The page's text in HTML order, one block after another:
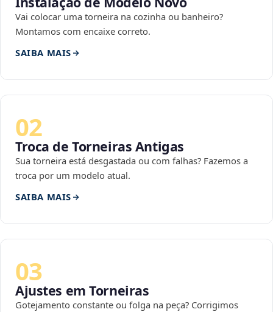
Vai colocar uma torneira na cozinha ou banheiro?
Montamos com encaixe correto.
SAIBA MAIS
02
Troca de Torneiras Antigas
Sua torneira está desgastada ou com falhas? Fazemos a
troca por um modelo atual.
SAIBA MAIS
03
Ajustes em Torneiras
Gotejamento constante ou folga na peça? Corrigimos